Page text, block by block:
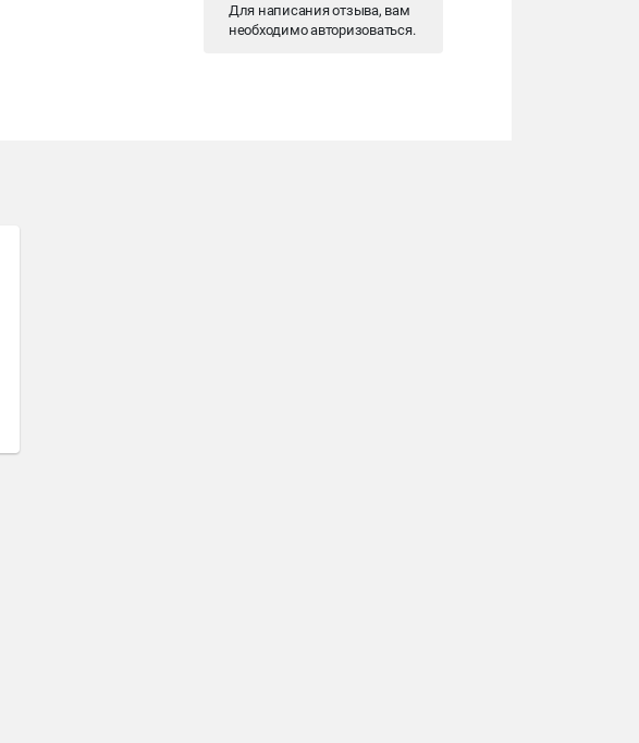
Для написания отзыва, вам
необходимоавторизоваться.